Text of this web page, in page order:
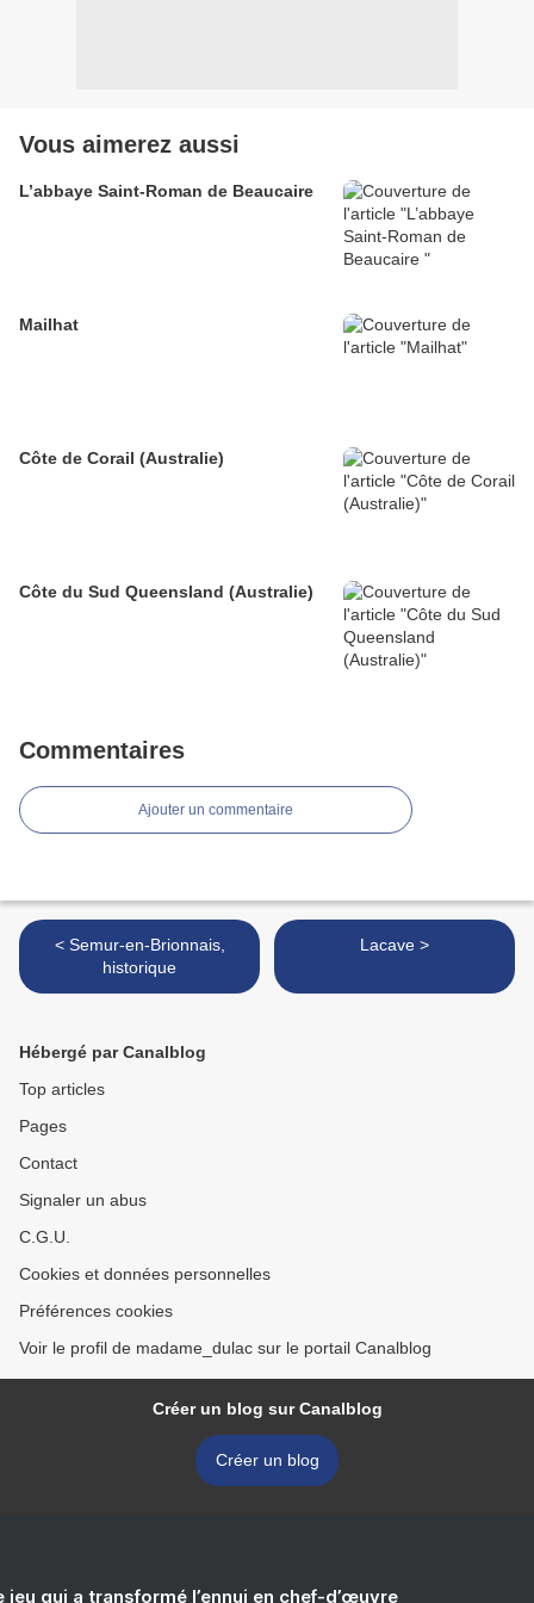
Vous aimerez aussi
L’abbaye Saint-Roman de Beaucaire
Mailhat
Côte de Corail (Australie)
Côte du Sud Queensland (Australie)
Commentaires
Ajouter un commentaire
< Semur-en-Brionnais,
historique
Lacave >
Hébergé par Canalblog
Top articles
Pages
Contact
Signaler un abus
C.G.U.
Cookies et données personnelles
Préférences cookies
Voir le profil de madame_dulac sur le portail Canalblog
Créer un blog sur Canalblog
Créer un blog
jeu qui a transformé l’ennui en chef-d’œuvre